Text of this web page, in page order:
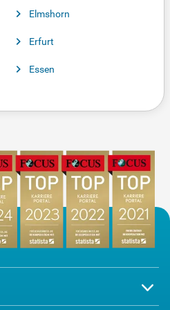
Elmshorn
Erfurt
Essen